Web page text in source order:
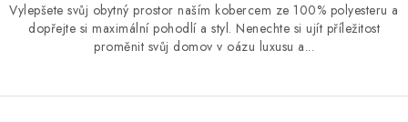
Vylepšete svůj obytný prostor naším kobercem ze 100% polyesteru a
dopřejte si maximální pohodlí a styl. Nenechte si ujít příležitost
proměnit svůj domov v oázu luxusu a...